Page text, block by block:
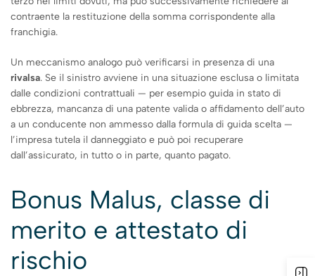
contraente la restituzione della somma corrispondente alla
franchigia.
Un meccanismo analogo può verificarsi in presenza di una
rivalsa. Se il sinistro avviene in una situazione esclusa o limitata
dalle condizioni contrattuali — per esempio guida in stato di
ebbrezza, mancanza di una patente valida o affidamento dell’auto
a un conducente non ammesso dalla formula di guida scelta —
l’impresa tutela il danneggiato e può poi recuperare
dall’assicurato, in tutto o in parte, quanto pagato.
Bonus Malus, classe di
merito e attestato di
rischio